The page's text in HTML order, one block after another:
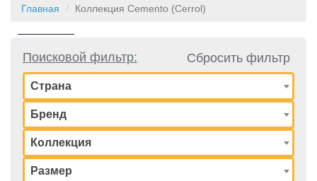
Главная Коллекция Cemento (Cerrol)
Поисковой фильтр: Сбросить фильтр
Страна
Бренд
Коллекция
Размер